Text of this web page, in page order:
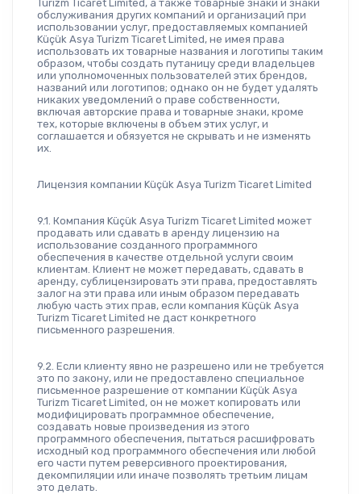
Turizm Ticaret Limited, а также товарные знаки и знаки
обслуживания других компаний и организаций при
использовании услуг, предоставляемых компанией
Küçük Asya Turizm Ticaret Limited, не имея права
использовать их товарные названия и логотипы таким
образом, чтобы создать путаницу среди владельцев
или уполномоченных пользователей этих брендов,
названий или логотипов; однако он не будет удалять
никаких уведомлений о праве собственности,
включая авторские права и товарные знаки, кроме
тех, которые включены в объем этих услуг, и
соглашается и обязуется не скрывать и не изменять
их.
Лицензия компании Küçük Asya Turizm Ticaret Limited
9.1. Компания Küçük Asya Turizm Ticaret Limited может
продавать или сдавать в аренду лицензию на
использование созданного программного
обеспечения в качестве отдельной услуги своим
клиентам. Клиент не может передавать, сдавать в
аренду, сублицензировать эти права, предоставлять
залог на эти права или иным образом передавать
любую часть этих прав, если компания Küçük Asya
Turizm Ticaret Limited не даст конкретного
письменного разрешения.
9.2. Если клиенту явно не разрешено или не требуется
это по закону, или не предоставлено специальное
письменное разрешение от компании Küçük Asya
Turizm Ticaret Limited, он не может копировать или
модифицировать программное обеспечение,
создавать новые произведения из этого
программного обеспечения, пытаться расшифровать
исходный код программного обеспечения или любой
его части путем реверсивного проектирования,
декомпиляции или иначе позволять третьим лицам
это делать.